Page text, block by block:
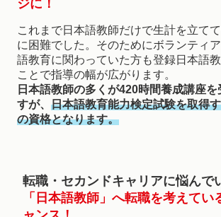
ジに！
これまで日本語教師だけで生計を立て
に困難でした。そのためにボランティ
語教育に関わっていた方も登録日本語
ことで指導の幅が広がります。
日本語教師の多くが420時間養成講座を
すが、 日本語教育能力検定試験を取得
の資格となります。
転職・セカンドキャリアに悩んで
「日本語教師」へ転職を考えてい